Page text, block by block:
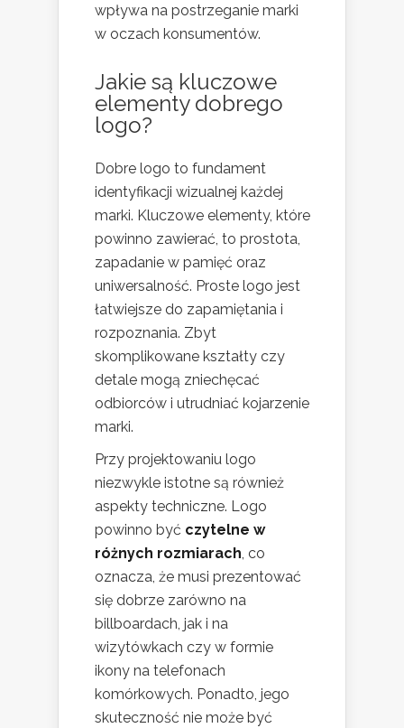
wpływa na postrzeganie marki
w oczach konsumentów.
Jakie są kluczowe
elementy dobrego
logo?
Dobre logo to fundament
identyfikacji wizualnej każdej
marki. Kluczowe elementy, które
powinno zawierać, to prostota,
zapadanie w pamięć oraz
uniwersalność. Proste logo jest
łatwiejsze do zapamiętania i
rozpoznania. Zbyt
skomplikowane kształty czy
detale mogą zniechęcać
odbiorców i utrudniać kojarzenie
marki.
Przy projektowaniu logo
niezwykle istotne są również
aspekty techniczne. Logo
powinno być czytelne w
różnych rozmiarach , co
oznacza, że musi prezentować
się dobrze zarówno na
billboardach, jak i na
wizytówkach czy w formie
ikony na telefonach
komórkowych. Ponadto, jego
skuteczność nie może być